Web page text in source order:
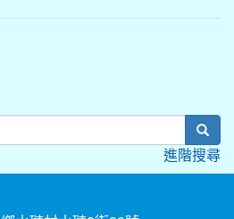
進階搜尋